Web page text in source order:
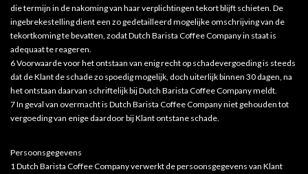
die termijn in de nakoming van haar verplichtingen tekort blijft schieten. De
ingebrekestelling dient een zo gedetailleerd mogelijke omschrijving van de
tekortkoming te bevatten, zodat Dutch Barista Coffee Company in staat is
adequaat te reageren.
6 Voorwaarde voor het ontstaan van enig recht op schadevergoeding is steeds
dat de Klant de schade zo spoedig mogelijk, doch uiterlijk binnen 30 dagen, na
het ontstaan daarvan schriftelijk bij Dutch Barista Coffee Company meldt.
7 In geval van overmacht is Dutch Barista Coffee Company niet gehouden tot
vergoeding van enige daardoor bij Klant ontstane schade.
Persoonsgegevens
1 Dutch Barista Coffee Company verwerkt de persoonsgegevens van Klant